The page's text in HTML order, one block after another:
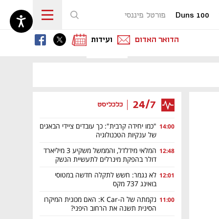
Duns 100 פורטל פיננסי
נפתח בכרטיסייה חדשה
נפתח בכרטיסייה חדשה
ועידות
נפתח בכרטיסייה חדשה
הדואר האדום
24/7 כלכליסט
14:00 "כמו יחידה קרבית": כך עובדים ציידי הבאגים
של ענקיות הטכנולוגיה
12:48
המלאי מידלדל, והממשל משקיע 3 מיליארד
דולר בהפקת מינרלים לתעשיית הנשק
12:01 לא נגמר: חשש לתקלה חדשה במטוסי
בואינג 737 מקס
11:00
נקמתה של ה-K Car: האם מכונית המיקרו
הסינית תשנה את הרחוב היפני?